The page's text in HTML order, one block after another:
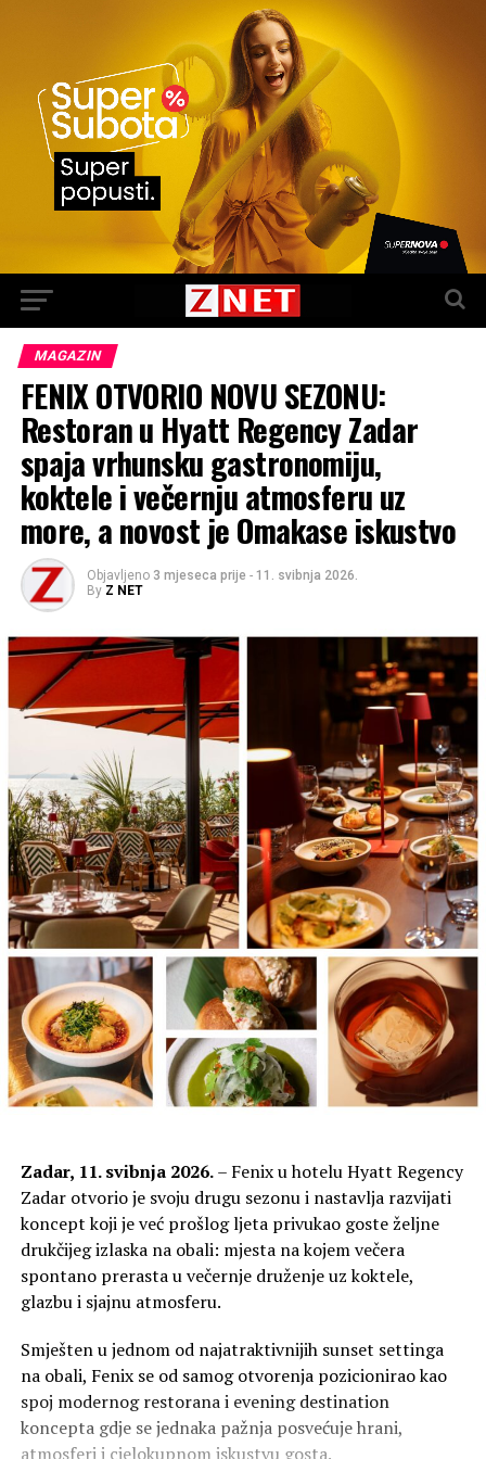
MAGAZIN
FENIX OTVORIO NOVU SEZONU:
Restoran u Hyatt Regency Zadar
spaja vrhunsku gastronomiju,
koktele i večernju atmosferu uz
more, a novost je Omakase iskustvo
Objavljeno 3 mjeseca prije - 11. svibnja 2026.
By Z NET
Zadar, 11. svibnja 2026.– Fenix u hotelu Hyatt Regency
Zadar otvorio je svoju drugu sezonu i nastavlja razvijati
koncept koji je već prošlog ljeta privukao goste željne
drukčijeg izlaska na obali: mjesta na kojem večera
spontano prerasta u večernje druženje uz koktele,
glazbu i sjajnu atmosferu.
Smješten u jednom od najatraktivnijih sunset settinga
na obali, Fenix se od samog otvorenja pozicionirao kao
spoj modernog restorana i evening destination
koncepta gdje se jednaka pažnja posvećuje hrani,
atmosferi i cjelokupnom iskustvu gosta.